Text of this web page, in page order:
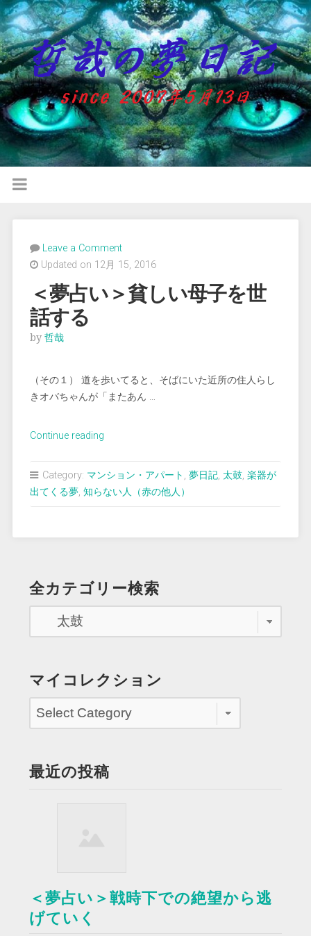
Leave a Comment
Updated on 12月 15, 2016
＜夢占い＞貧しい母子を世
話する
by 哲哉
（その１） 道を歩いてると、そばにいた近所の住人らし
きオバちゃんが「またあん …
Continue reading“＜
い
し
子
話
Category: マンション・アパート , 夢日記, 太鼓, 楽器が
出てくる夢, 知らない人（赤の他人）
全カテゴリー検索
マイコレクション
最近の投稿
＜夢占い＞戦時下での絶望から逃
げていく